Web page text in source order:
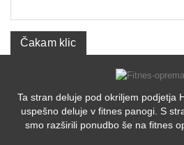
Ta stran deluje pod okriljem podjetja
uspešno deluje v fitnes panogi. S
smo razširili ponudbo še na fitnes